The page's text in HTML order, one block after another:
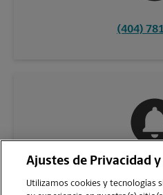
(404)
Ajustes de Privacidad
Utilizamos cookies y tecnologías